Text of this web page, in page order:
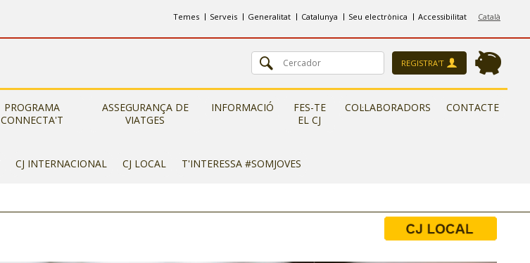
Català
Temes Serveis Generalitat Catalunya Seu electrònica Accessibilitat
REGISTRA'T
PROGRAMA
CONNECTA'T
ASSEGURANÇA DE
VIATGES
INFORMACIÓ
FES-TE
EL CJ
COL·LABORADORS CONTACTE
CJ INTERNACIONAL CJ LOCAL T'INTERESSA #SOMJOVES